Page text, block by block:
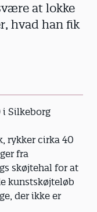
at lokke
hvad han fik
i Silkeborg
rykker cirka 40
fra
skøjtehal for at
kunstskøjteløb
der ikke er